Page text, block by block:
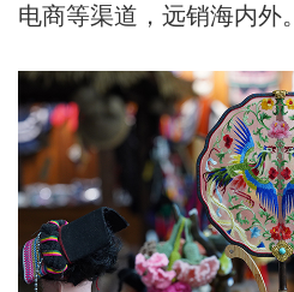
电商等渠道，远销海内外。